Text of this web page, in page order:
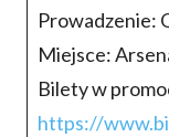
Prowadzenie:
Miejsce:
Bilety w
https://